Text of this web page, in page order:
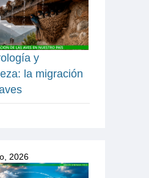
y
la migración
2026